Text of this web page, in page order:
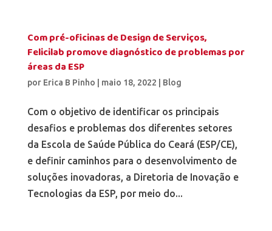
Com pré-oficinas de Design de Serviços,
Felicilab promove diagnóstico de problemas por
áreas da ESP
por Erica B Pinho maio 18, 2022 Blog
Com o objetivo de identificar os principais
desafios e problemas dos diferentes setores
da Escola de Saúde Pública do Ceará (ESP/CE),
e definir caminhos para o desenvolvimento de
soluções inovadoras, a Diretoria de Inovação e
Tecnologias da ESP, por meio do...